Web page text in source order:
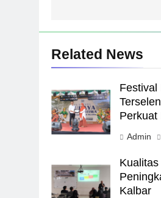
Related News
Festival
Perkuat
Admin
Kalbar